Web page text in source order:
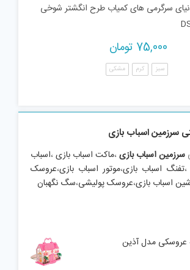
سرگرمی های کمیاب طرح انگشتر شوخی
75,000 تومان
سبز کرم مشکی
سرزمین اسباب بازی
سرزمین اسباب بازی،ماکت اسباب بازی،اسباب
،تفنگ اسباب بازی،موتور اسباب بازی،عروسک
اسباب بازی،عروسک پولیشی،سگ نگهبان
عروسکی مدل آذین